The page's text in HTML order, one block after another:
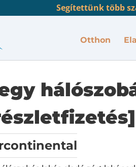
Segítettünk több
Otthon